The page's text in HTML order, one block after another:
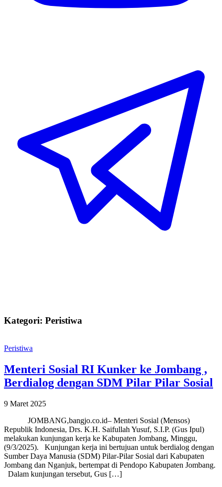
Kategori: Peristiwa
Peristiwa
Menteri Sosial RI Kunker ke Jombang ,
Berdialog dengan SDM Pilar Pilar Sosial
9 Maret 2025
JOMBANG,bangjo.co.id– Menteri Sosial (Mensos)
Republik Indonesia, Drs. K.H. Saifullah Yusuf, S.I.P. (Gus Ipul)
melakukan kunjungan kerja ke Kabupaten Jombang, Minggu,
(9/3/2025). Kunjungan kerja ini bertujuan untuk berdialog dengan
Sumber Daya Manusia (SDM) Pilar-Pilar Sosial dari Kabupaten
Jombang dan Nganjuk, bertempat di Pendopo Kabupaten Jombang.
Dalam kunjungan tersebut, Gus […]